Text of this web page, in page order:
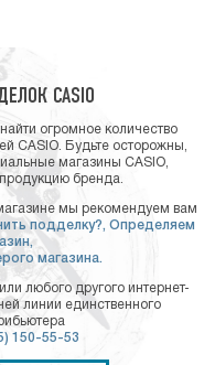
CASIO
огромное количество
CASIO. Будьте осторожны,
магазины CASIO,
бренда.
мы рекомендуем вам
подделку?, Определяем
магазина.
любого другого интернет-
линии единственного
150-55-53